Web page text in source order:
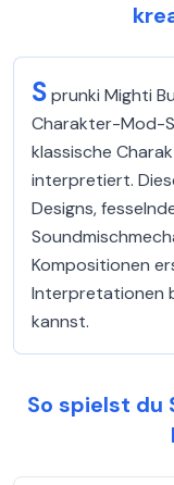
Sprunki Mighti
Charakter-Mod-
klassische
interpretiert.
Designs,
Kompositionen
Interpretationen
kannst.
So spielst du